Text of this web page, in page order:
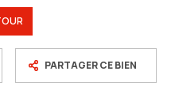
PARTAGER CE BIEN